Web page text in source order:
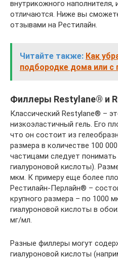
внутрикожного наполнителя,
отличаются. Ниже вы
отзывами на Рестилайн.
Читайте также: Как
подбородке дома или
Филлеры Restylane® и
Классический Restylane® –
низкоэластичный гель. Его
что он состоит из
размера в количестве 100
частицами следует
гиалуроновой кислоты).
мкм. К примеру еще более
Рестилайн-Перлайн® –
крупного размера – по 1000
гиалуроновой кислоты в
мг/мл.
Разные филлеры могут
гиалуроновой кислоты